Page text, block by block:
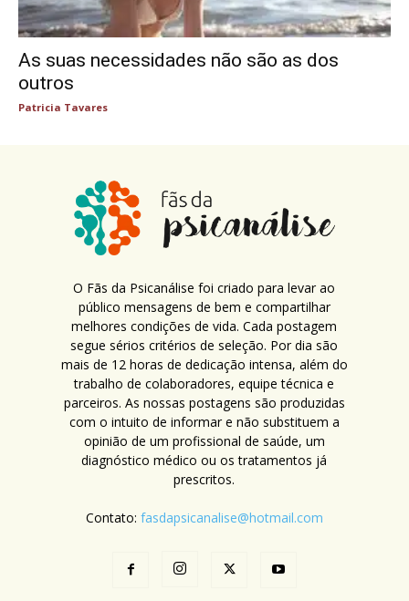
As suas necessidades não são as dos
outros
Patricia Tavares
O Fãs da Psicanálise foi criado para levar ao
público mensagens de bem e compartilhar
melhores condições de vida. Cada postagem
segue sérios critérios de seleção. Por dia são
mais de 12 horas de dedicação intensa, além do
trabalho de colaboradores, equipe técnica e
parceiros. As nossas postagens são produzidas
com o intuito de informar e não substituem a
opinião de um profissional de saúde, um
diagnóstico médico ou os tratamentos já
prescritos.
Contato: fasdapsicanalise@hotmail.com